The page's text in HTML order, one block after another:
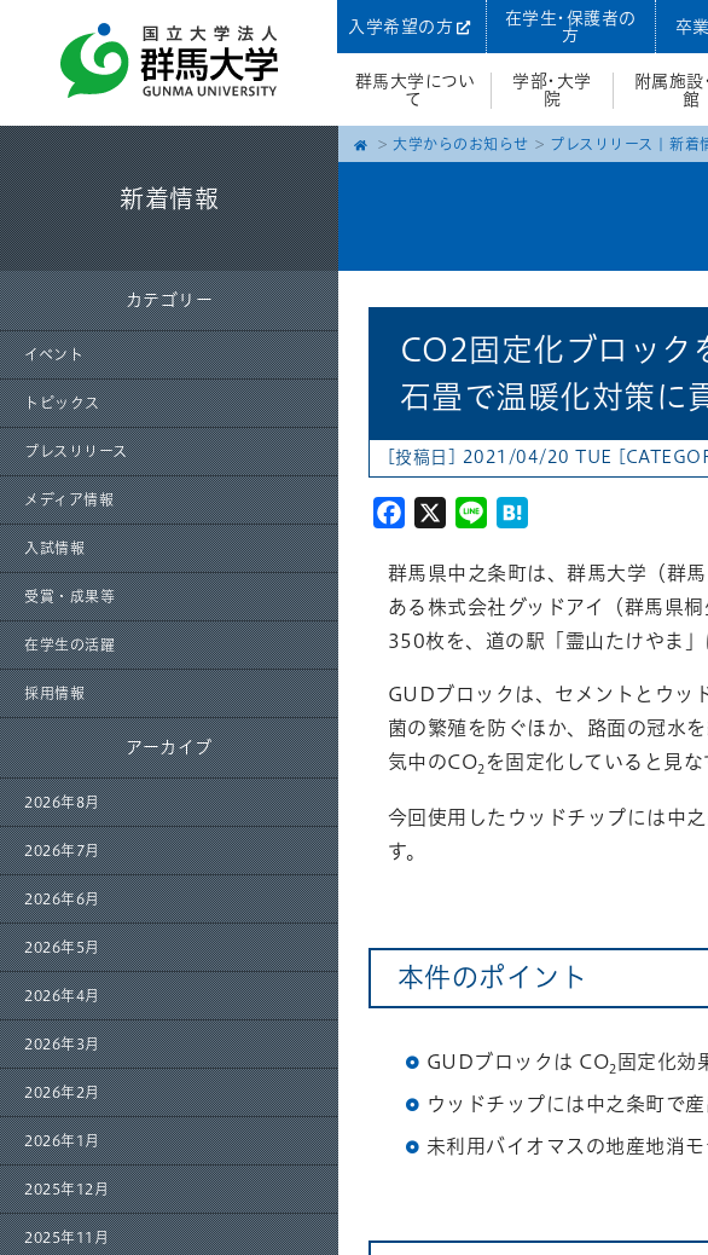
入学希望の方
在学生・保護者の
方
卒
群馬大学につい
て
学部・大学
院
附属施設
館
新着情報
カテゴリー
イベント
トピックス
プレスリリース
メディア情報
入試情報
受賞・成果等
在学生の活躍
採用情報
アーカイブ
2026年8月
2026年7月
2026年6月
2026年5月
2026年4月
2026年3月
2026年2月
2026年1月
2025年12月
2025年11月
大学からのお知らせ プレスリリース 新着
CO2固定化ブロック
石畳で温暖化対策に
[投稿日] 2021/04/20 TUE
Facebook
X Line
群馬県中之条町は、群馬大学（群
ある株式会社グッドアイ（群馬県
350枚を、道の駅「霊山たけやま」
GUDブロックは、セメントとウッ
菌の繁殖を防ぐほか、路面の冠水
気中のCO2 を固定化していると見な
今回使用したウッドチップには中
す。
本件のポイント
GUDブロックは CO2 固定化効
ウッドチップには中之条町で産
未利用バイオマスの地産地消モ